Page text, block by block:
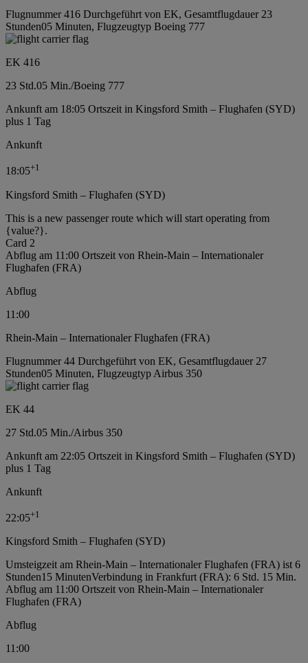
Flugnummer 416 Durchgeführt von EK, Gesamtflugdauer 23
Stunden05 Minuten, Flugzeugtyp Boeing 777
EK 416
23 Std.05 Min./Boeing 777
Ankunft am 18:05 Ortszeit in Kingsford Smith – Flughafen (SYD)
plus 1 Tag
Ankunft
18:05+1
Kingsford Smith – Flughafen (SYD)
This is a new passenger route which will start operating from
{value?}.
Card 2
Abflug am 11:00 Ortszeit von Rhein-Main – Internationaler
Flughafen (FRA)
Abflug
11:00
Rhein-Main – Internationaler Flughafen (FRA)
Flugnummer 44 Durchgeführt von EK, Gesamtflugdauer 27
Stunden05 Minuten, Flugzeugtyp Airbus 350
EK 44
27 Std.05 Min./Airbus 350
Ankunft am 22:05 Ortszeit in Kingsford Smith – Flughafen (SYD)
plus 1 Tag
Ankunft
22:05+1
Kingsford Smith – Flughafen (SYD)
Umsteigzeit am Rhein-Main – Internationaler Flughafen (FRA) ist 6
Stunden15 MinutenVerbindung in Frankfurt (FRA): 6 Std. 15 Min.
Abflug am 11:00 Ortszeit von Rhein-Main – Internationaler
Flughafen (FRA)
Abflug
11:00